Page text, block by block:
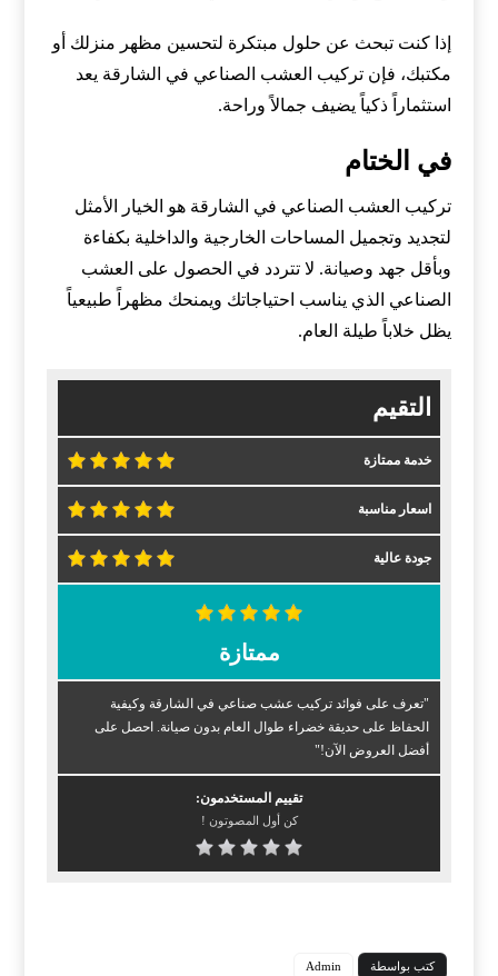
إذا كنت تبحث عن حلول مبتكرة لتحسين مظهر منزلك أو
مكتبك، فإن تركيب العشب الصناعي في الشارقة يعد
استثماراً ذكياً يضيف جمالاً وراحة.
في الختام
تركيب العشب الصناعي في الشارقة هو الخيار الأمثل
لتجديد وتجميل المساحات الخارجية والداخلية بكفاءة
وبأقل جهد وصيانة. لا تتردد في الحصول على العشب
الصناعي الذي يناسب احتياجاتك ويمنحك مظهراً طبيعياً
يظل خلاباً طيلة العام.
التقيم
خدمة ممتازة
اسعار مناسبة
جودة عالية
ممتازة
"تعرف على فوائد تركيب عشب صناعي في الشارقة وكيفية
الحفاظ على حديقة خضراء طوال العام بدون صيانة. احصل على
أفضل العروض الآن!"
تقييم المستخدمون:
كن أول المصوتون !
كتب بواسطة Admin